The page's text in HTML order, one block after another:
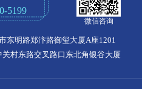
5199
微信咨询
东明路郑汴路御玺大厦A座1201
村东路交叉路口东北角银谷大厦